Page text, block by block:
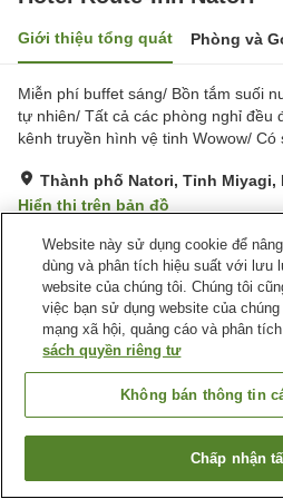
Giới thiệu tổng quát Phòng và
Miễn phí buffet sáng/ Bồn tắm suối
tự nhiên/ Tất cả các phòng nghỉ đều
kênh truyền hình vệ tinh Wowow/ Có
Thành phố Natori, Tỉnh Miyagi,
Hiển thị trên bản đồ
Rất tốt Đánh giá:268 lượt
Tiện nghi chỗ nghỉ
Wi-Fi
Máy bán hàng tự động
Trang chủ Nhật Bản Tỉnh Miyagi
Hotel Route-Inn Natori
Tìm phòng
Website này sử dụng cookie để
dùng và phân tích hiệu suất với lưu
website của chúng tôi. Chúng tôi
việc bạn sử dụng website của
mạng xã hội, quảng cáo và phân
sách quyền riêng tư
Không bán thông tin
Chấp nhận